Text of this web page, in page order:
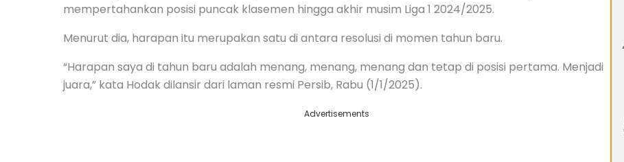
mempertahankan posisi puncak klasemen hingga akhir musim Liga 1 2024/2025.
Menurut dia, harapan itu merupakan satu di antara resolusi di momen tahun baru.
“Harapan saya di tahun baru adalah menang, menang, menang dan tetap di posisi pertama. Menjadi
juara,” kata Hodak dilansir dari laman resmi Persib, Rabu (1/1/2025).
Advertisements